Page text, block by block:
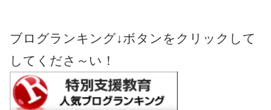
ブログランキング↓ボタンをクリックして
してくださ～い！